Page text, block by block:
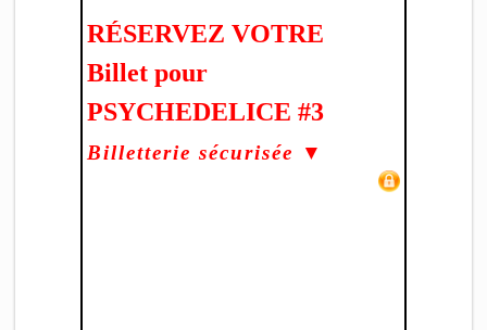
RÉSERVEZ VOTRE
Billet pour
PSYCHEDELICE #3
Billetterie sécurisée ▼